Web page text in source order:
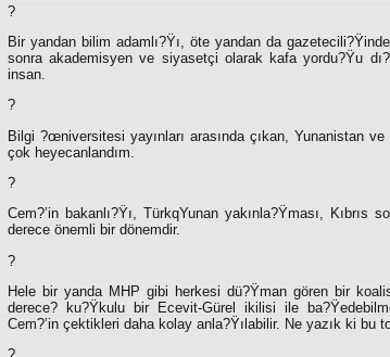
?
Bir yandan bilim adamlı?Ÿı, öte yandan da
sonra akademisyen ve siyasetçi olarak kafa yordu?Ÿu
insan.
?
Bilgi ?œniversitesi yayınları arasında çıkan, Yunanistan ve
çok heyecanlandım.
?
Cem?’in bakanlı?Ÿı, TürkqYunan yakınla?Ÿması,
derece önemli bir dönemdir.
?
Hele bir yanda MHP gibi herkesi dü?Ÿman gören bir
derece? ku?Ÿkulu bir Ecevit-Gürel ikilisi ile
Cem?’in çektikleri daha kolay anla?Ÿılabilir. Ne yazık ki bu